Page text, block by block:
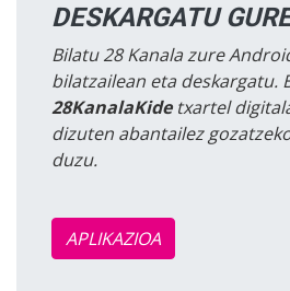
DESKARGATU
Bilatu 28 Kanala zure
bilatzailean eta deskargatu.
28KanalaKidetxartel
dizuten abantailez
duzu.
APLIKAZIOA